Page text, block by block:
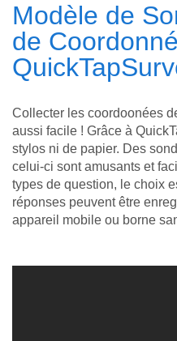
Modèle de
de
Collecter les coordoonées
aussi facile ! Grâce à
stylos ni de papier. Des
celui-ci sont amusants et
types de question, le choix
réponses peuvent être
appareil mobile ou borne